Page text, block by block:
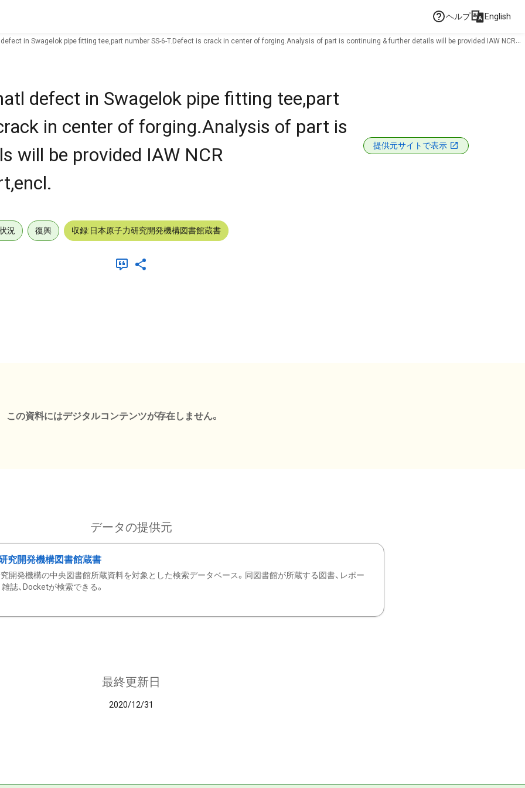
ヘルプ English
in Swagelok pipe fitting tee,part number SS-6-T.Defect is crack in center of forging.Analysis of part is continuing & further details will be provided IAW NCR
defect in Swagelok pipe fitting tee,part
in center of forging.Analysis of part is
will be provided IAW NCR
提供元サイトで表示
況 復興 収録:日本原子力研究開発機構図書館蔵書
この資料にはデジタルコンテンツが存在しません。
データの提供元
究開発機構図書館蔵書
開発機構の中央図書館所蔵資料を対象とした検索データベース。同図書館が所蔵する図書、レポー
雑誌、Docketが検索できる。
最終更新日
2020/12/31